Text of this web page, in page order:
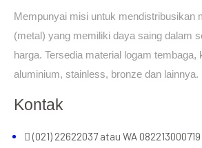
Mempunyai misi untuk mendistribusikan
(metal) yang memiliki daya saing dalam
harga. Tersedia material logam tembaga,
aluminium, stainless, bronze dan lainnya.
Kontak
(021) 22622037 atau WA